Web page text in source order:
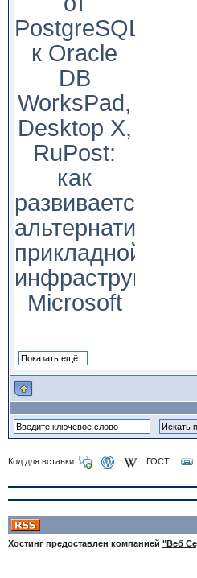
PostgreSQL
к Oracle
DB
WorksPad,
Desktop X,
RuPost:
как
развивается
альтернатива
прикладной
инфраструктуре
Microsoft
Код для вставки: :: :: :: ГОСТ::
Хостинг предоставлен компанией "Веб